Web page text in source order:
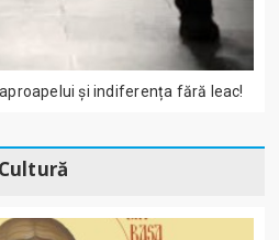
și indiferența fără leac!
Cultură